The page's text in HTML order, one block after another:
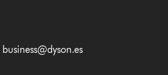
business@dyson.es